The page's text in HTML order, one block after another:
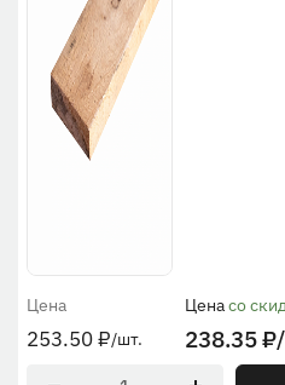
Цена
253.50₽/шт.
Ценасо
238.35₽